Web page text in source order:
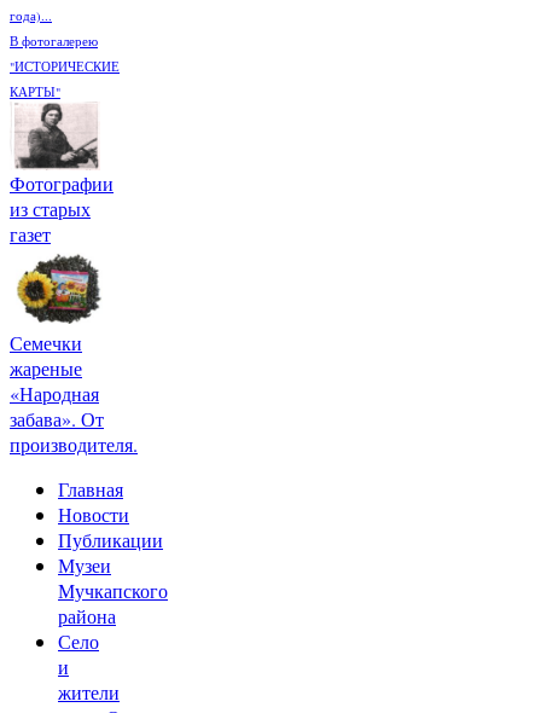
года)...
В фотогалерею
"ИСТОРИЧЕСКИЕ
КАРТЫ"
Фотографии
из старых
газет
Семечки
жареные
«Народная
забава». От
производителя.
Главная
Новости
Публикации
Музеи
Мучкапского
района
Село
и
жители